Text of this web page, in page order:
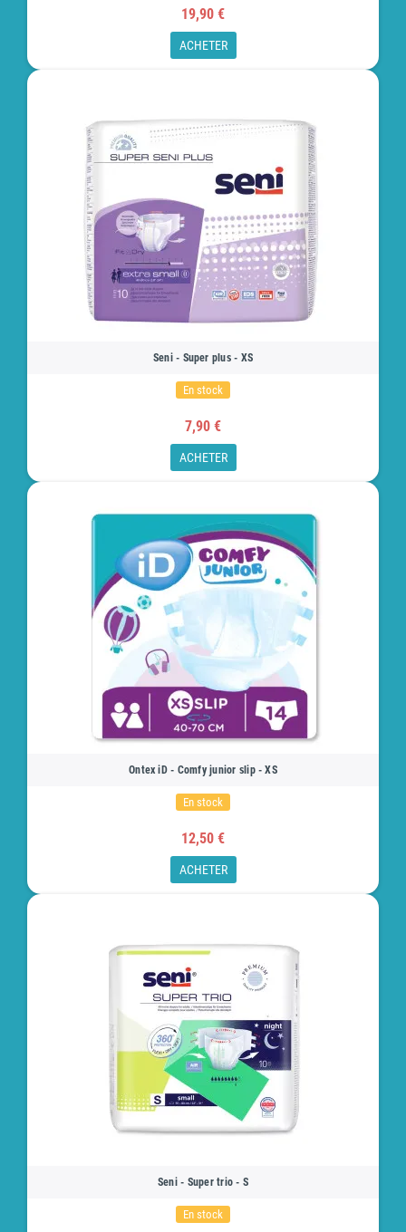
19,90 €
ACHETER
Seni - Super plus - XS
En stock
7,90 €
ACHETER
Ontex iD - Comfy junior slip - XS
En stock
12,50 €
ACHETER
Seni - Super trio - S
En stock